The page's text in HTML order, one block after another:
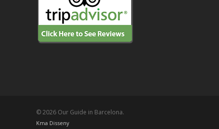
© 2026 Our Guide in Barcelona.
Kma Disseny